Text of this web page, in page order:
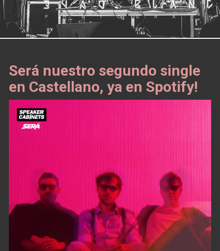
Será nuestro segundo single
en Castellano, ya en Spotify!